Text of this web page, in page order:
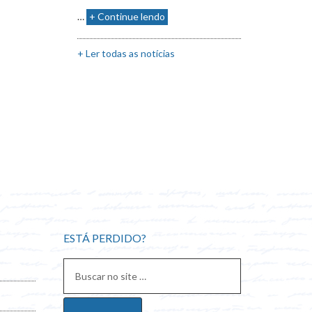
… + Continue lendo
+ Ler todas as notícias
ESTÁ PERDIDO?